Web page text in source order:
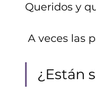
Queridos y
A veces las
¿Están